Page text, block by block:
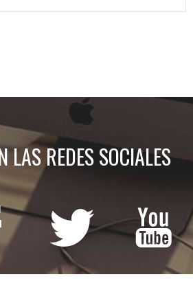
LAS REDES SOCIALES